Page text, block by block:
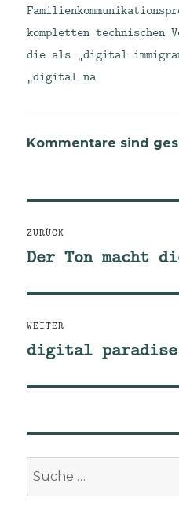
kompletten technischen
die als „digital
„digital na
Kommentare sind
ZURÜCK
Vorheriger
Der Ton macht
WEITER
Nächster
digital paradise